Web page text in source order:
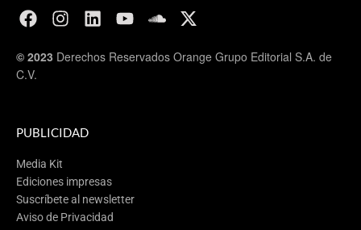
© 2023 Derechos Reservados Orange Grupo Editorial S.A. de
C.V.
PUBLICIDAD
Media Kit
Ediciones impresas
Suscríbete al newsletter
Aviso de Privacidad